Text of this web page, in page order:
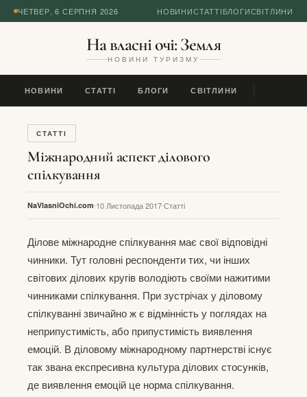
ЧЕТВЕР, 6 СЕРПНЯ 2026 НОВИНИСТАТТІБЛОГИСВІТЛИНИ
На власні очі: Земля
НОВИНИ ТУРИЗМУ
НОВИНИ СТАТТІ БЛОГИ СВІТЛИНИ
СТАТТІ
Міжнародний аспект ділового
спілкування
NaVlasniOchi.com 10 Листопада 2017Статті
Ділове міжнародне спілкування має свої відповідні
чинники. Тут головні респонденти тих, чи інших
світових ділових кругів володіють своїми нажитими
чинниками спілкування. При зустрічах у діловому
спілкуванні звичайно ж є відмінність у поглядах на
неприпустимість, або припустимість виявлення
емоцій. В діловому міжнародному партнерстві існує
так звана експресивна культура ділових стосунків,
де виявлення емоцій це норма спілкування.